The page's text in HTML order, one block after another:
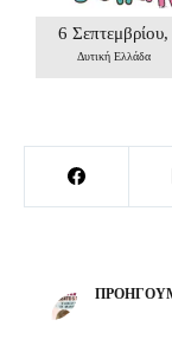
6
Δυτική Ελλάδα